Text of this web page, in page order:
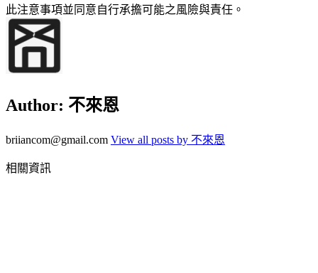
此注意事項並同意自行承擔可能之風險與責任。
Author: 不來恩
briiancom@gmail.com View all posts by 不來恩
相關資訊